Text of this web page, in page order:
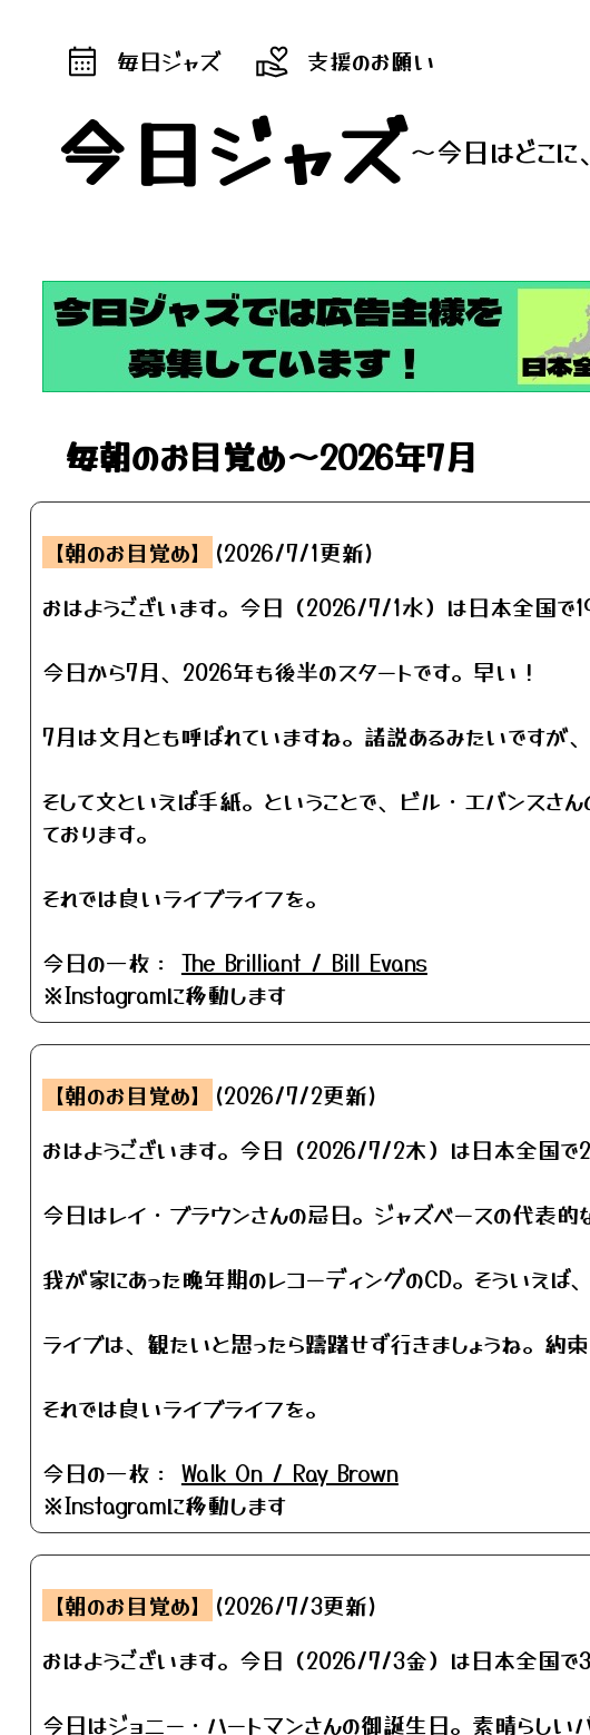
毎日ジャズ 支援のお願い
今日ジャズ～今日はどこ
毎朝のお目覚め～2026年7月
【朝のお目覚め】
(2026/7/1更新)
おはようございます。今日（2026/7/1水）は日本全国で
今日から7月、2026年も後半のスタートです。早い！
7月は文月とも呼ばれていますね。諸説あるみたいですが
そして文といえば手紙。ということで、ビル・エバンス
ております。
それでは良いライブライフを。
今日の一枚： The Brilliant / Bill Evans
※Instagramに移動します
【朝のお目覚め】
(2026/7/2更新)
おはようございます。今日（2026/7/2木）は日本全国で
今日はレイ・ブラウンさんの忌日。ジャズベースの代表的
我が家にあった晩年期のレコーディングのCD。そういえば
ライブは、観たいと思ったら躊躇せず行きましょうね。約束
それでは良いライブライフを。
今日の一枚： Walk On / Ray Brown
※Instagramに移動します
【朝のお目覚め】
(2026/7/3更新)
おはようございます。今日（2026/7/3金）は日本全国で
今日はジョニー・ハートマンさんの御誕生日。素晴らしい